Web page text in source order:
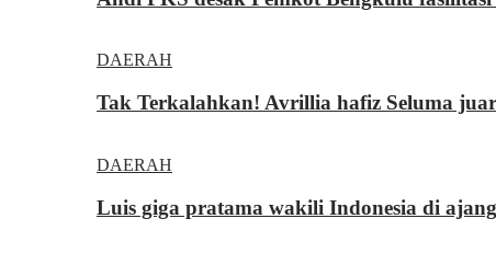
DAERAH
Tak Terkalahkan! Avrillia hafiz Seluma
DAERAH
Luis giga pratama wakili Indonesia di